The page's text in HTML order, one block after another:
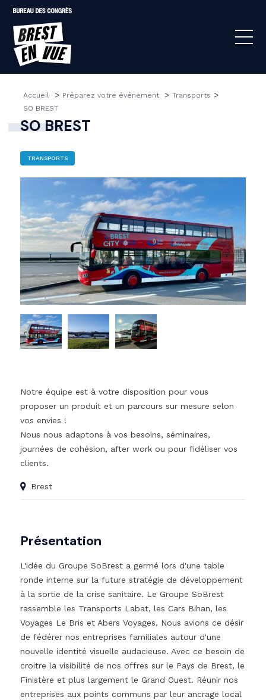
Accueil > Préparez votre événement > Transports >
SO BREST
SO BREST
TRANSPORTS
Notre équipe est à votre disposition pour vous
proposer un produit et un parcours sur mesure selon
vos envies !
Nous nous adaptons à vos besoins, séminaires,
journées de cohésion, after work ou pour fidéliser vos
clients.
Brest
Présentation
L'idée du Groupe SoBrest a germé lors d'une table
ronde interne sur la future stratégie de développement
à la sortie de la crise sanitaire. Le Groupe SoBrest
rassemble les Transports Labat, les Cars Bihan, les
Voyages Le Bris et Abers Voyages. Nous avions ce désir
de fédérer nos entreprises familiales autour d'une
nouvelle identité visuelle audacieuse. Avec ce besoin de
croitre la visibilité de nos offres sur le Pays de Brest, le
Finistère et plus largement le Grand Ouest. Réunir nos
entreprises aux points communs par leur ancrage local